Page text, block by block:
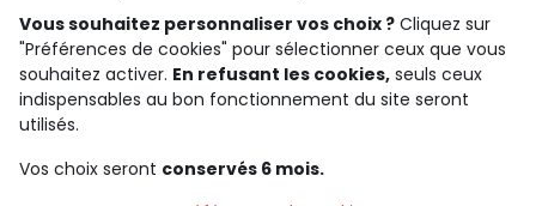
notre catalogue
Conditions générales de ventes et d'utilisation
Politique de confidentialité
Cookies et données personnelles
Vous souhaitez personnaliser vos choix ? Cliquez sur
"Préférences de cookies" pour sélectionner ceux que vous
souhaitez activer. En refusant les cookies, seuls ceux
indispensables au bon fonctionnement du site seront
utilisés.
Vos choix seront conservés 6 mois.